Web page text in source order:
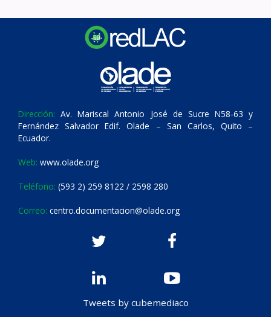
Dirección: Av. Mariscal Antonio José de Sucre N58-63 y
Fernández Salvador Edif. Olade – San Carlos, Quito –
Ecuador.
Web: www.olade.org
Teléfono: (593 2) 259 8122 / 2598 280
Correo: centro.documentacion@olade.org
Tweets by cubemediaco